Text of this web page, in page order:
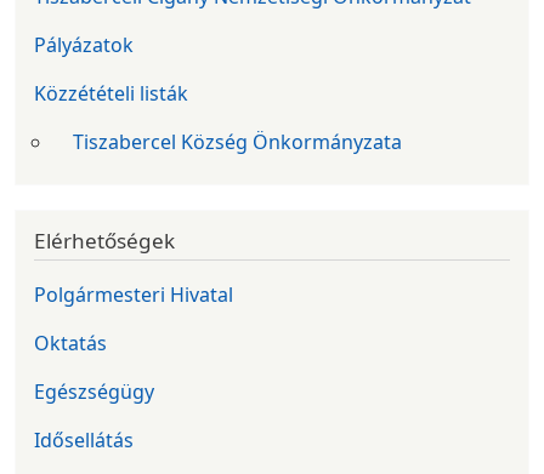
Pályázatok
Közzétételi listák
Tiszabercel Község Önkormányzata
Elérhetőségek
Polgármesteri Hivatal
Oktatás
Egészségügy
Idősellátás